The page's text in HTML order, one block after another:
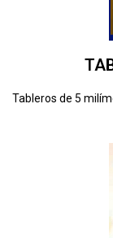
Tableros de 5